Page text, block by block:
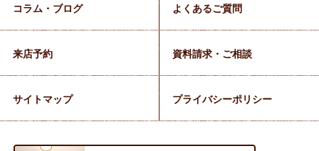
コラム・ブログ よくあるご質問
来店予約 資料請求・ご相談
サイトマップ プライバシーポリシー